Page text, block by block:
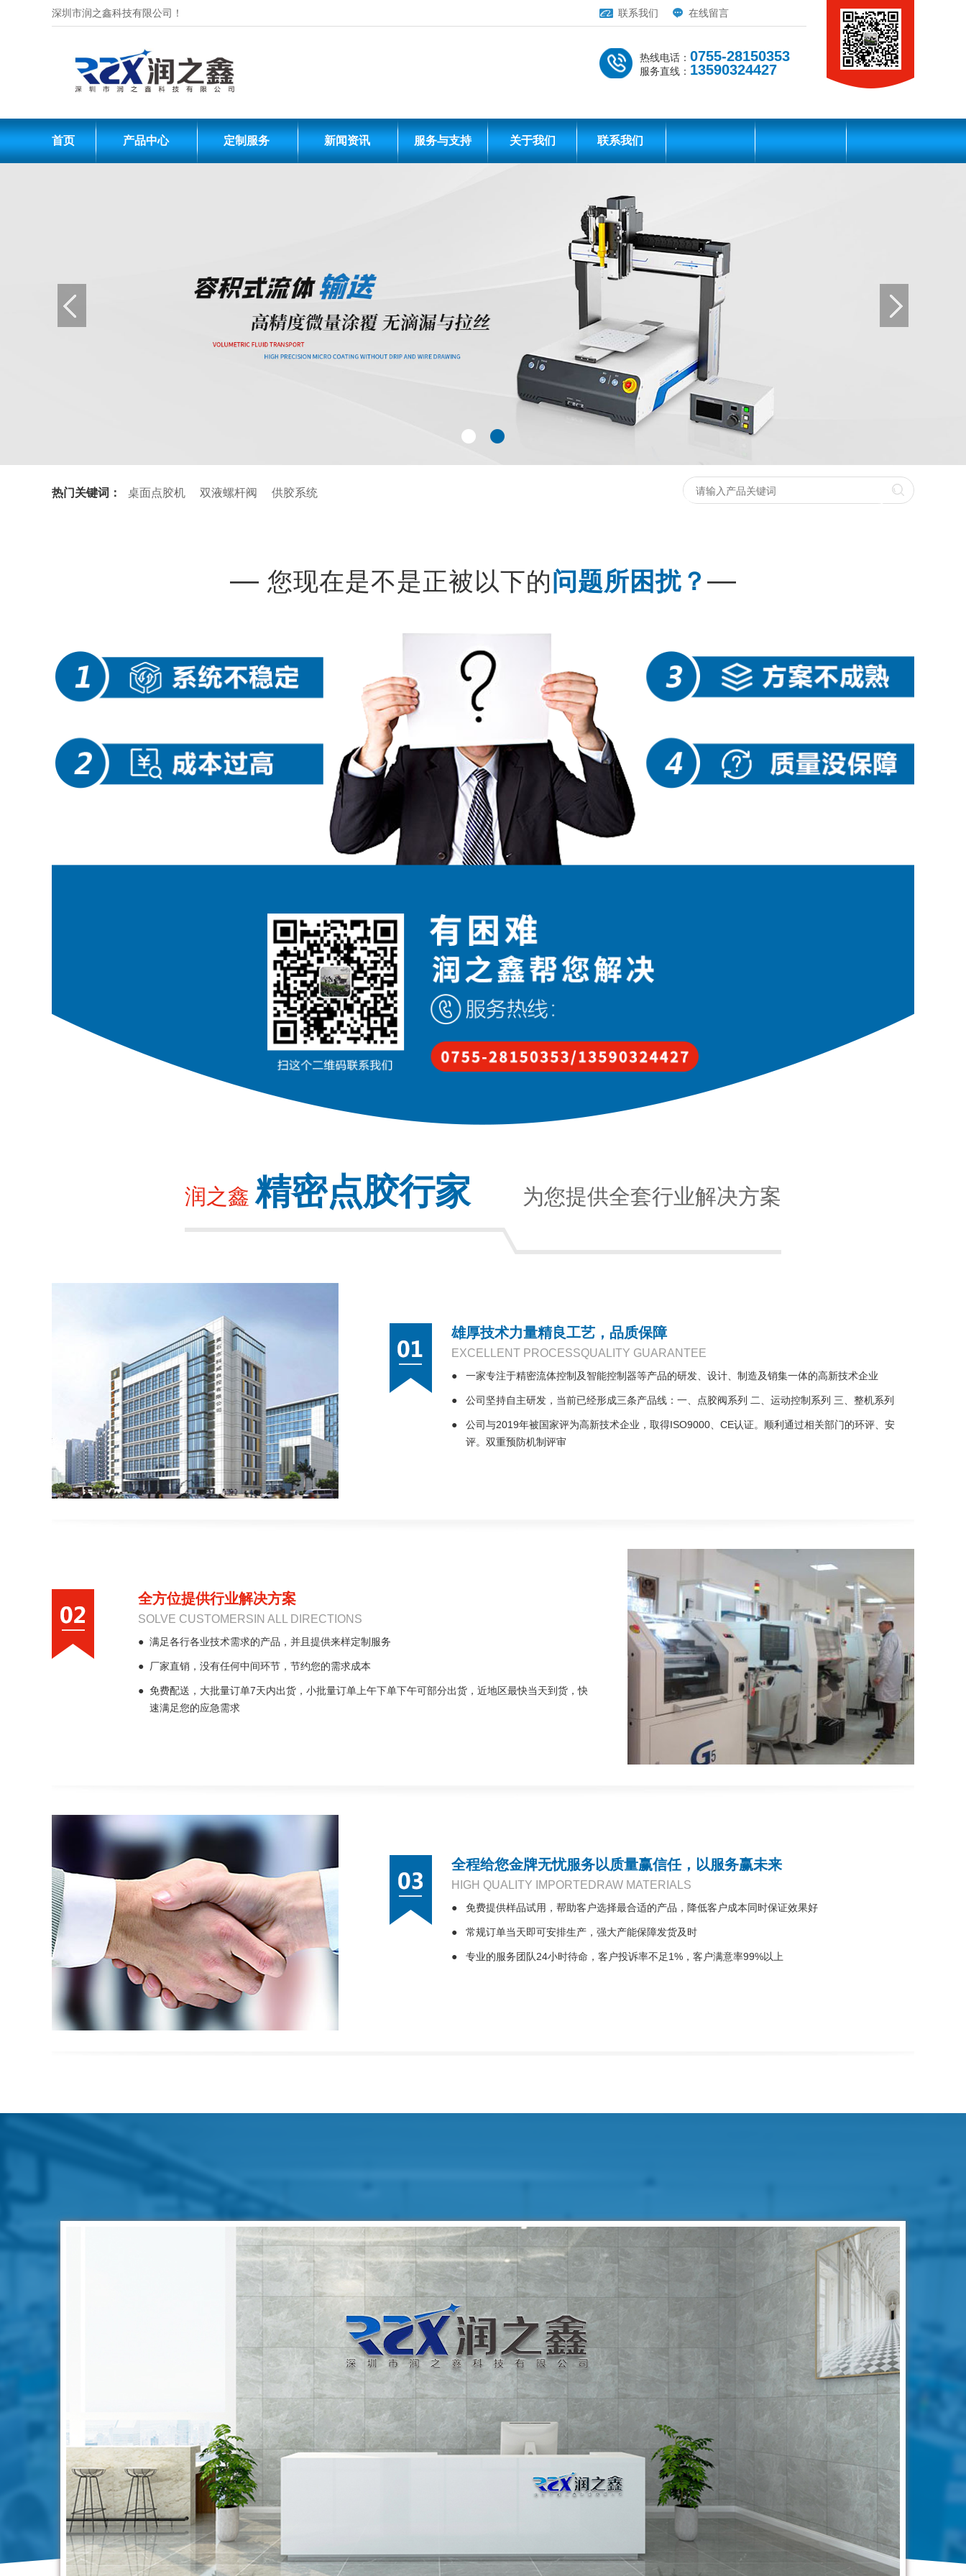
深圳市润之鑫科技有限公司！ 联系我们 在线留言
高新技术企业、软件企业!
热线电话： 0755-28150353
服务直线： 13590324427
首页 产品中心 定制服务 新闻资讯 服务与支持 关于我们 联系我们
热门关键词： 桌面点胶机 双液螺杆阀 供胶系统
— 您现在是不是正被以下的问题所困扰？ —
润之鑫精密点胶行家 为您提供全套行业解决方案
雄厚技术力量精良工艺，品质保障
EXCELLENT PROCESSQUALITY GUARANTEE
● 一家专注于精密流体控制及智能控制器等产品的研发、设计、制造及销集一体的高新技术企业
● 公司坚持自主研发，当前已经形成三条产品线：一、点胶阀系列 二、运动控制系列 三、整机系列
●
公司与2019年被国家评为高新技术企业，取得ISO9000、CE认证。顺利通过相关部门的环评、安
评。双重预防机制评审
全方位提供行业解决方案
SOLVE CUSTOMERSIN ALL DIRECTIONS
● 满足各行各业技术需求的产品，并且提供来样定制服务
● 厂家直销，没有任何中间环节，节约您的需求成本
● 免费配送，大批量订单7天内出货，小批量订单上午下单下午可部分出货，近地区最快当天到货，快
速满足您的应急需求
全程给您金牌无忧服务以质量赢信任，以服务赢未来
HIGH QUALITY IMPORTEDRAW MATERIALS
● 免费提供样品试用，帮助客户选择最合适的产品，降低客户成本同时保证效果好
● 常规订单当天即可安排生产，强大产能保障发货及时
● 专业的服务团队24小时待命，客户投诉率不足1%，客户满意率99%以上